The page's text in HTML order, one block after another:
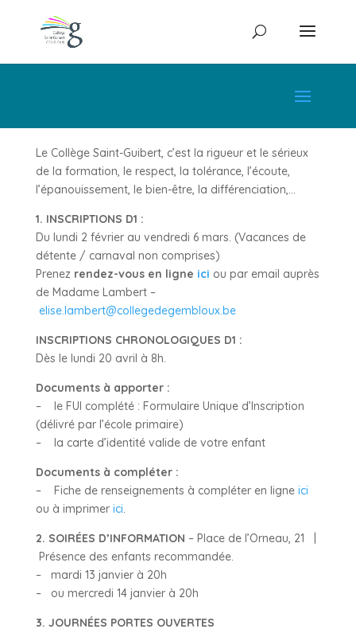
Le Collège Saint-Guibert, c’est la rigueur et le sérieux
de la formation, le respect, la tolérance, l’écoute,
l’épanouissement, le bien-être, la différenciation,…
1. INSCRIPTIONS D1 :
Du lundi 2 février au vendredi 6 mars. (Vacances de
détente / carnaval non comprises)
Prenez rendez-vous en ligne ici ou par email auprès
de Madame Lambert –
elise.lambert@collegedegembloux.be
INSCRIPTIONS CHRONOLOGIQUES D1 :
Dès le lundi 20 avril à 8h.
Documents à apporter :
– le FUI complété : Formulaire Unique d’Inscription
(délivré par l’école primaire)
– la carte d’identité valide de votre enfant
Documents à compléter :
– Fiche de renseignements à compléter en ligne ici
ou à imprimer ici.
2. SOIRÉES D’INFORMATION – Place de l’Orneau, 21 |
Présence des enfants recommandée.
– mardi 13 janvier à 20h
– ou mercredi 14 janvier à 20h
3. JOURNÉES PORTES OUVERTES